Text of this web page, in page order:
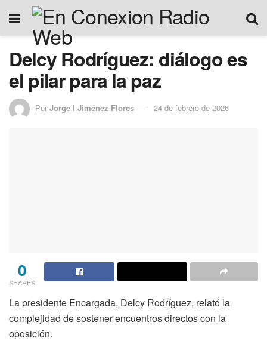
Delcy Rodríguez: diálogo es
el pilar para la paz
Por Jorge I Jiménez Flores 24 de febrero de 2026
0
SHARES
La presidente Encargada, Delcy Rodríguez, relató la
complejidad de sostener encuentros directos con la
oposición.